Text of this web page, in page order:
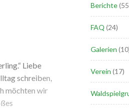
Liebe
schreiben,
möchten wir
Berichte
FAQ (24)
Galerien
Verein (17)